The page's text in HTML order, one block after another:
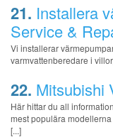
21. Installera
Service &
Vi installerar
varmvattenberedare i
22. Mitsubishi
Här hittar du all
mest populära
[...]